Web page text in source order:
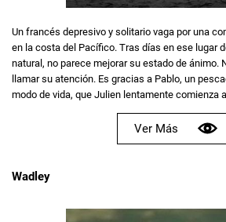
Un francés depresivo y solitario vaga por una
en la costa del Pacífico. Tras días en ese lugar
natural, no parece mejorar su estado de ánimo.
llamar su atención. Es gracias a Pablo, un
modo de vida, que Julien lentamente comienza
Ver Más
Wadley